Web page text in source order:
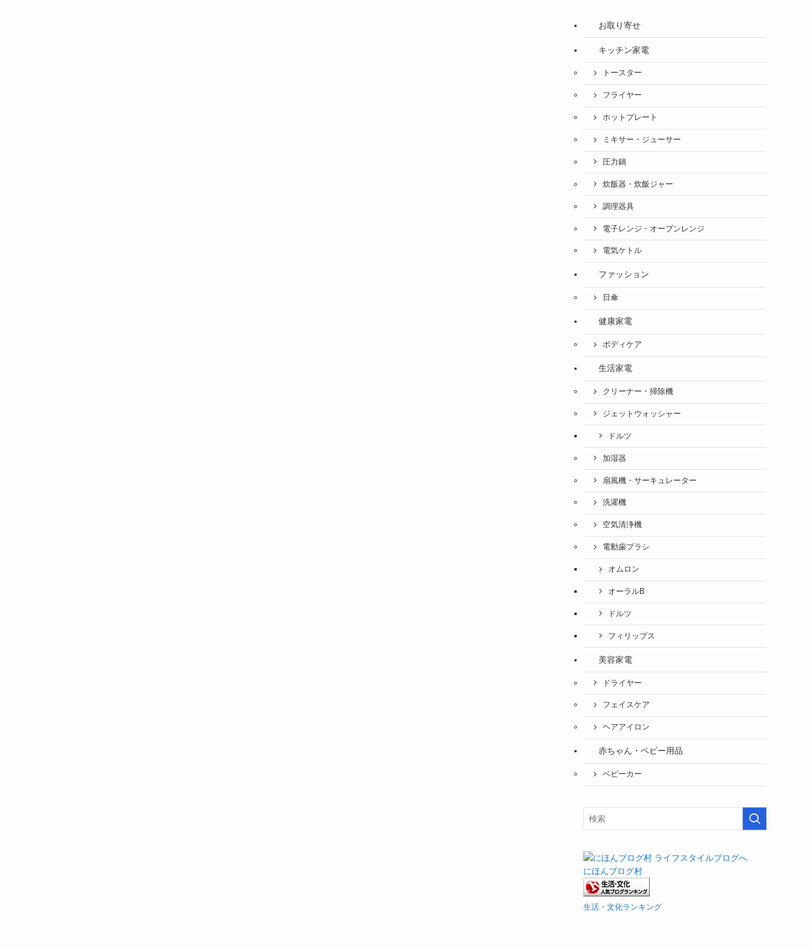
お取り寄せ
キッチン家電
トースター
フライヤー
ホットプレート
ミキサー・ジューサー
圧力鍋
炊飯器・炊飯ジャー
調理器具
電子レンジ・オーブンレンジ
電気ケトル
ファッション
日傘
健康家電
ボディケア
生活家電
クリーナー・掃除機
ジェットウォッシャー
ドルツ
加湿器
扇風機・サーキュレーター
洗濯機
空気清浄機
電動歯ブラシ
オムロン
オーラルB
ドルツ
フィリップス
美容家電
ドライヤー
フェイスケア
ヘアアイロン
赤ちゃん・ベビー用品
ベビーカー
にほんブログ村
生活・文化ランキング